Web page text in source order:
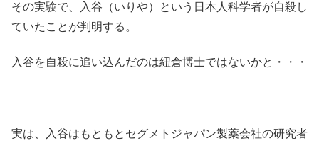
その実験で、入谷（いりや）という日本人科学者が自殺し
ていたことが判明する。
入谷を自殺に追い込んだのは紐倉博士ではないかと・・・
実は、入谷はもともとセグメトジャパン製薬会社の研究者